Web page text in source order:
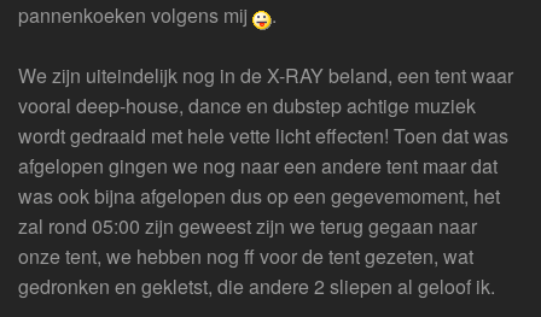
pannenkoeken volgens mij
.
We zijn uiteindelijk nog in de X-RAY beland, een tent waar
vooral deep-house, dance en dubstep achtige muziek
wordt gedraaid met hele vette licht effecten! Toen dat was
afgelopen gingen we nog naar een andere tent maar dat
was ook bijna afgelopen dus op een gegevemoment, het
zal rond 05:00 zijn geweest zijn we terug gegaan naar
onze tent, we hebben nog ff voor de tent gezeten, wat
gedronken en gekletst, die andere 2 sliepen al geloof ik.